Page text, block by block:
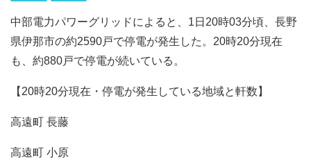
中部電力パワーグリッドによると、1日20時03分頃、長野
県伊那市の約2590戸で停電が発生した。20時20分現在
も、約880戸で停電が続いている。
【20時20分現在・停電が発生している地域と軒数】
高遠町 長藤
高遠町 小原